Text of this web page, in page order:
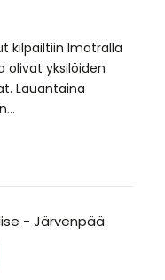
kilpailtiin Imatralla
olivat yksilöiden
Lauantaina
- Järvenpää